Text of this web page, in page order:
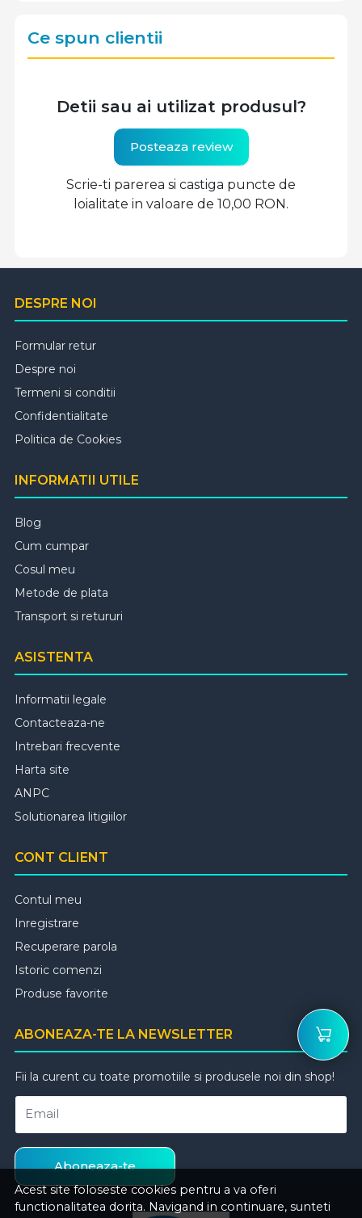
Ce spun clientii
Detii sau ai utilizat produsul?
Posteaza review
Scrie-ti parerea si castiga puncte de
loialitate in valoare de 10,00 RON.
Acest site foloseste cookies pentru a va oferi
functionalitatea dorita. Navigand in continuare, sunteti
DESPRE NOI
Formular retur
Despre noi
Termeni si conditii
Confidentialitate
Politica de Cookies
INFORMATII UTILE
Blog
Cum cumpar
Cosul meu
Metode de plata
Transport si retururi
ASISTENTA
Informatii legale
Contacteaza-ne
Intrebari frecvente
Harta site
ANPC
Solutionarea litigiilor
CONT CLIENT
Contul meu
Inregistrare
Recuperare parola
Istoric comenzi
Produse favorite
ABONEAZA-TE LA NEWSLETTER
Fii la curent cu toate promotiile si produsele noi din shop!
Email
Aboneaza-te